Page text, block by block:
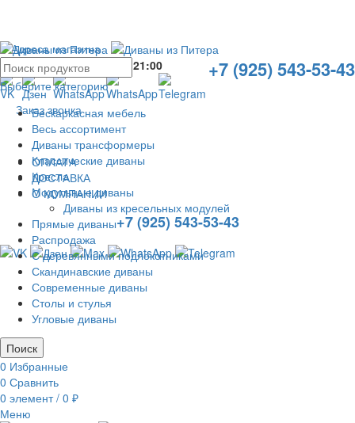
Адреса магазина
+7 (925) 543-53-43
Без выходных с10:00 21:00
Заказ звонка
ОПЛАТА
ДОСТАВКА
О КОМПАНИИ
+7 (925) 543-53-43
Выберите категорию
Бескаркасная мебель
Весь ассортимент
Диваны трансформеры
Классические диваны
Кресла
Модульные диваны
Диваны из кресельных модулей
Прямые диваны
Распродажа
С деревянными подлокотниками
Скандинавские диваны
Современные диваны
Столы и стулья
Угловые диваны
Поиск
0 Избранные
0 Сравнить
0 элемент / 0 ₽
Меню